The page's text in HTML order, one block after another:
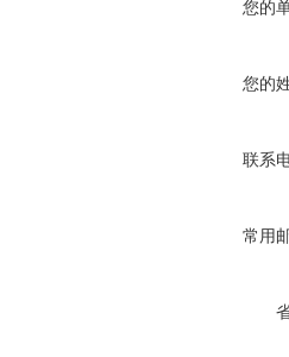
您的
您的
联系
常用